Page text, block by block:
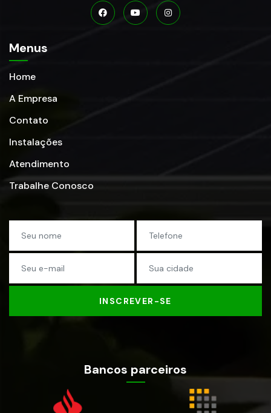
Menus
Home
A Empresa
Contato
Instalações
Atendimento
Trabalhe Conosco
INSCREVER-SE
Bancos parceiros